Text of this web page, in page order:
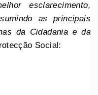
esclarecimento,
as principais
da Cidadania e da
Social: